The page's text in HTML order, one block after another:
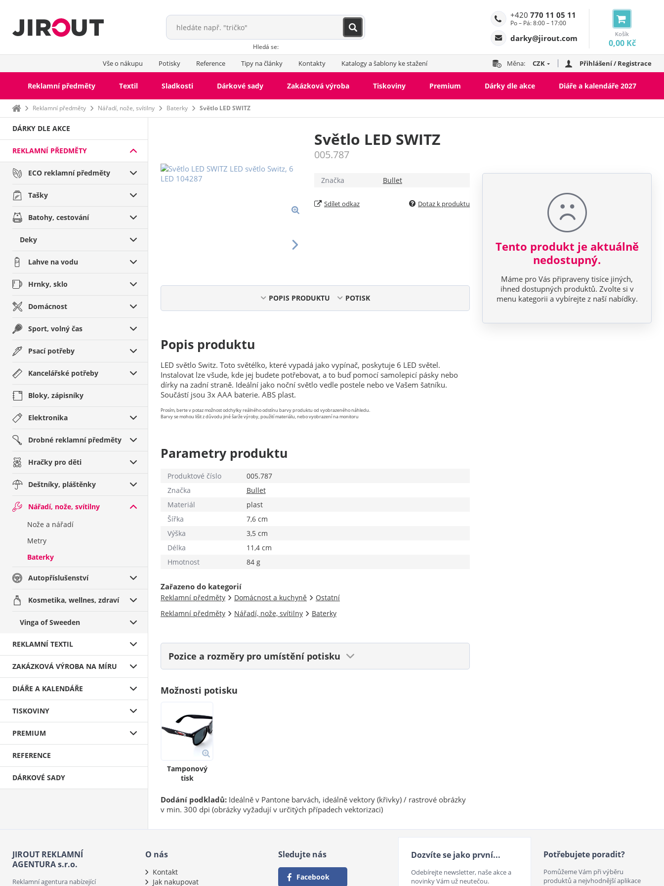
Košík
0,00 Kč
+420 770 11 05 11
Po – Pá: 8:00 – 17:00
darky@jirout.com
Hledá se:
Vše o nákupu Potisky Reference Tipy na články Kontakty Katalogy a šablony ke stažení Měna: CZK Přihlášení / Registrace
Reklamní předměty Textil Sladkosti Dárkové sady Zakázková výroba Tiskoviny Premium Dárky dle akce Diáře a kalendáře 2027
Domů Reklamní předměty Nářadí, nože, svítilny Baterky Světlo LED SWITZ
DÁRKY DLE AKCE
REKLAMNÍ PŘEDMĚTY
ECO reklamní předměty
Tašky
Batohy, cestování
Deky
Lahve na vodu
Hrnky, sklo
Domácnost
Sport, volný čas
Psací potřeby
Kancelářské potřeby
Bloky, zápisníky
Elektronika
Drobné reklamní předměty
Hračky pro děti
Deštníky, pláštěnky
Nářadí, nože, svítilny
Nože a nářadí
Metry
Baterky
Autopříslušenství
Kosmetika, wellnes, zdraví
Vinga of Sweeden
REKLAMNÍ TEXTIL
ZAKÁZKOVÁ VÝROBA NA MÍRU
DIÁŘE A KALENDÁŘE
TISKOVINY
PREMIUM
REFERENCE
DÁRKOVÉ SADY
Světlo LED SWITZ
005.787
Tento produkt je aktuálně
nedostupný.
Máme pro Vás připraveny tisíce jiných,
ihned dostupných produktů. Zvolte si v
menu kategorii a vybírejte z naší nabídky.
Značka Bullet
Sdílet odkaz Dotaz k produktu
POPIS PRODUKTU POTISK
Popis produktu
LED světlo Switz. Toto světélko, které vypadá jako vypínač, poskytuje 6 LED světel.
Instalovat lze všude, kde jej budete potřebovat, a to buď pomocí samolepicí pásky nebo
dírky na zadní straně. Ideální jako noční světlo vedle postele nebo ve Vašem šatníku.
Součástí jsou 3x AAA baterie. ABS plast.
Prosím, berte v potaz možnost odchylky reálného odstínu barvy produktu od vyobrazeného náhledu.
Barvy se mohou lišit z důvodu jiné šarže výroby, použití materiálu, nebo vyobrazení na monitoru
Parametry produktu
Produktové číslo
005.787
Značka
Bullet
Materiál
plast
Šířka
7,6 cm
Výška
3,5 cm
Délka
11,4 cm
Hmotnost
84 g
Zařazeno do kategorií
Reklamní předměty Domácnost a kuchyně
Ostatní
Reklamní předměty
Nářadí, nože, svítilny Baterky
Pozice a rozměry pro umístění potisku
Možnosti potisku
Tamponový
tisk
Dodání podkladů: Ideálně v Pantone barvách, ideálně vektory (křivky) / rastrové obrázky
v min. 300 dpi (obrázky vyžadují v určitých případech vektorizaci)
JIROUT REKLAMNÍ
AGENTURA s.r.o.
Reklamní agentura nabízející
O nás
Kontakt
Jak nakupovat
Sledujte nás
Facebook
Dozvíte se jako první...
Odebírejte newsletter, naše akce a
novinky Vám už neutečou.
Potřebujete poradit?
Pomůžeme Vám při výběru
produktů a nejvhodnější aplikace